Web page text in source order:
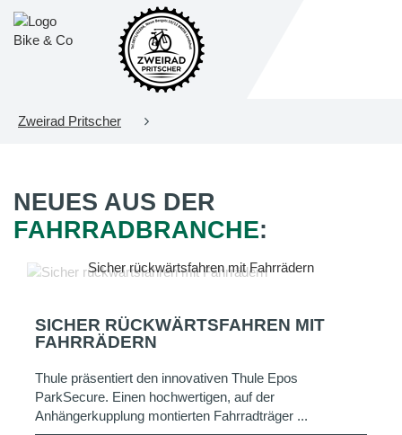
Zweirad Pritscher
NEUES AUS DER
FAHRRADBRANCHE:
Sicher rückwärtsfahren mit Fahrrädern
SICHER RÜCKWÄRTSFAHREN MIT
FAHRRÄDERN
Thule präsentiert den innovativen Thule Epos
ParkSecure. Einen hochwertigen, auf der
Anhängerkupplung montierten Fahrradträger ...